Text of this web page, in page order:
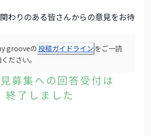
わりのある皆さんからの意見をお待
grooveの 投稿ガイドライン をご一読
ださい。
募集への回答受付は
終了しました